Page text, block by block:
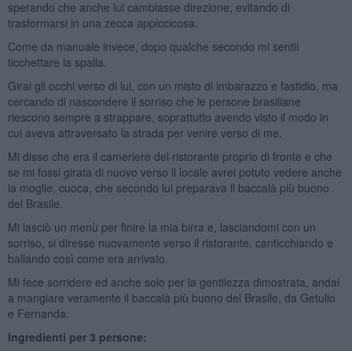
sperando che anche lui cambiasse direzione, evitando di
trasformarsi in una zecca appiccicosa.
Come da manuale invece, dopo qualche secondo mi sentii
ticchettare la spalla.
Girai gli occhi verso di lui, con un misto di imbarazzo e fastidio, ma
cercando di nascondere il sorriso che le persone brasiliane
riescono sempre a strappare, soprattutto avendo visto il modo in
cui aveva attraversato la strada per venire verso di me.
Mi disse che era il cameriere del ristorante proprio di fronte e che
se mi fossi girata di nuovo verso il locale avrei potuto vedere anche
la moglie, cuoca, che secondo lui preparava il baccalà più buono
del Brasile.
Mi lasciò un menù per finire la mia birra e, lasciandomi con un
sorriso, si diresse nuovamente verso il ristorante, canticchiando e
ballando così come era arrivato.
Mi fece sorridere ed anche solo per la gentilezza dimostrata, andai
a mangiare veramente il baccalà più buono del Brasile, da Getulio
e Fernanda.
Ingredienti per 3 persone: